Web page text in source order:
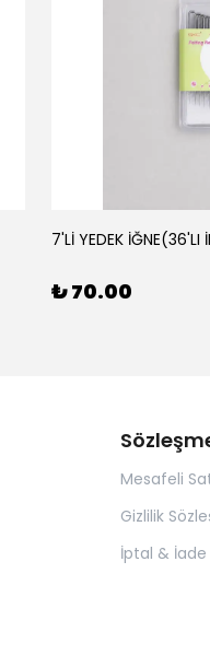
7'Lİ YEDEK İĞNE(36'LI
₺ 70.00
Mesafeli
Gizlilik
İptal & İade